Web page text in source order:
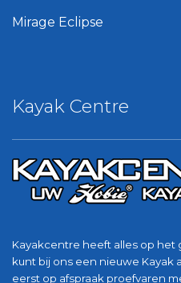
Kayak Centre
Kayakcentre heeft alles op het
kunt bij ons een nieuwe Kayak
eerst op afspraak proefvaren
Mirage Eclipse